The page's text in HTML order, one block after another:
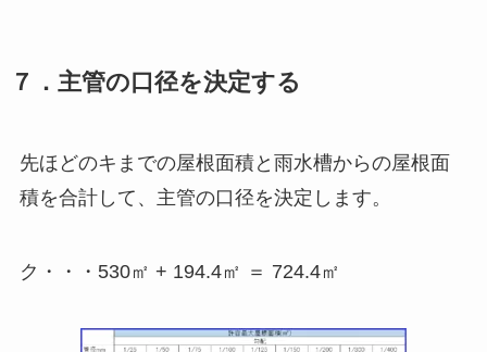
７．主管の口径を決定する
先ほどのキまでの屋根面積と雨水槽からの屋根面
積を合計して、主管の口径を決定します。
ク・・・530㎡ + 194.4㎡ ＝ 724.4㎡